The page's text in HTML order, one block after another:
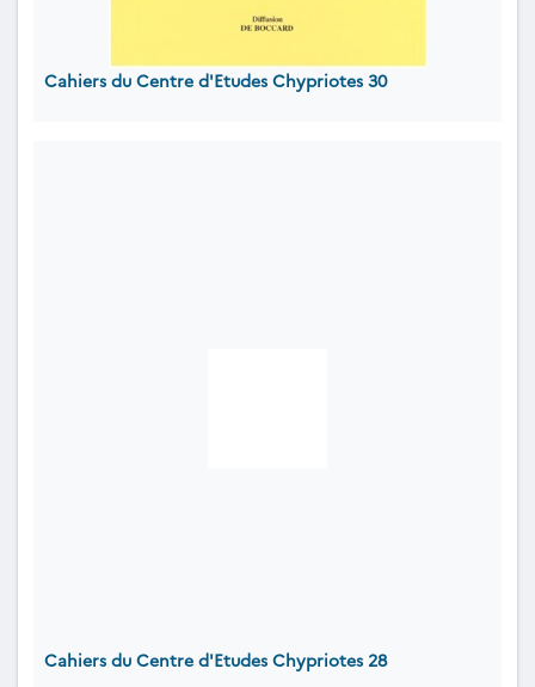
Cahiers du Centre d'Etudes Chypriotes 30
Cahiers du Centre d'Etudes Chypriotes 28